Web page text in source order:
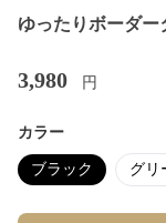
ゆったりボーダー
3,980 円
カラー
ブラック グリ